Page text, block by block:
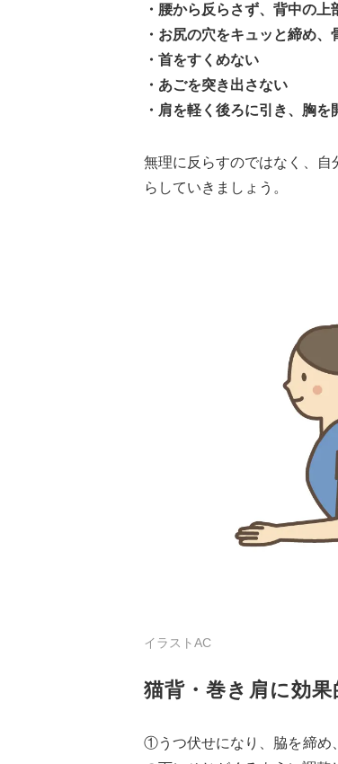
・腰から反らさず、背中の
・お尻の穴をキュッと締め
・首をすくめない
・あごを突き出さない
・肩を軽く後ろに引き、胸を
無理に反らすのではなく、自
らしていきましょう。
イラストAC
猫背・巻き肩に効
①うつ伏せになり、脇を締め